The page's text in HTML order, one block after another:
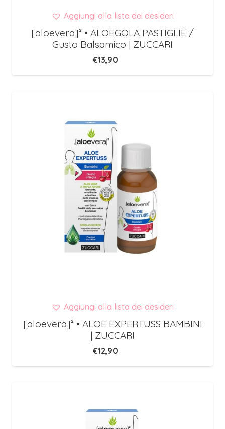
Aggiungi alla lista dei desideri
[aloevera]² • ALOEGOLA PASTIGLIE /
Gusto Balsamico | ZUCCARI
€13,90
Aggiungi alla lista dei desideri
[aloevera]² • ALOE EXPERTUSS BAMBINI
| ZUCCARI
€12,90